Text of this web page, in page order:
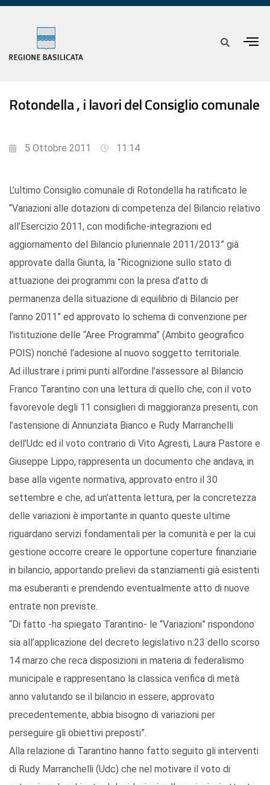
Rotondella , i lavori del Consiglio comunale
5 Ottobre 2011 11:14
L’ultimo Consiglio comunale di Rotondella ha ratificato le
“Variazioni alle dotazioni di competenza del Bilancio relativo
all’Esercizio 2011, con modifiche-integrazioni ed
aggiornamento del Bilancio pluriennale 2011/2013” già
approvate dalla Giunta, la “Ricognizione sullo stato di
attuazione dei programmi con la presa d’atto di
permanenza della situazione di equilibrio di Bilancio per
l’anno 2011” ed approvato lo schema di convenzione per
l’istituzione delle “Aree Programma” (Ambito geografico
POIS) nonché l’adesione al nuovo soggetto territoriale.
Ad illustrare i primi punti all’ordine l’assessore al Bilancio
Franco Tarantino con una lettura di quello che, con il voto
favorevole degli 11 consiglieri di maggioranza presenti, con
l’astensione di Annunziata Bianco e Rudy Marranchelli
dell’Udc ed il voto contrario di Vito Agresti, Laura Pastore e
Giuseppe Lippo, rappresenta un documento che andava, in
base alla vigente normativa, approvato entro il 30
settembre e che, ad un’attenta lettura, per la concretezza
delle variazioni è importante in quanto queste ultime
riguardano servizi fondamentali per la comunità e per la cui
gestione occorre creare le opportune coperture finanziarie
in bilancio, apportando prelievi da stanziamenti già esistenti
ma esuberanti e prendendo eventualmente atto di nuove
entrate non previste.
“Di fatto -ha spiegato Tarantino- le “Variazioni” rispondono
sia all’applicazione del decreto legislativo n.23 dello scorso
14 marzo che reca disposizioni in materia di federalismo
municipale e rappresentano la classica verifica di metà
anno valutando se il bilancio in essere, approvato
precedentemente, abbia bisogno di variazioni per
perseguire gli obiettivi preposti”.
Alla relazione di Tarantino hanno fatto seguito gli interventi
di Rudy Marranchelli (Udc) che nel motivare il voto di